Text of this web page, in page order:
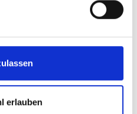
erlauben